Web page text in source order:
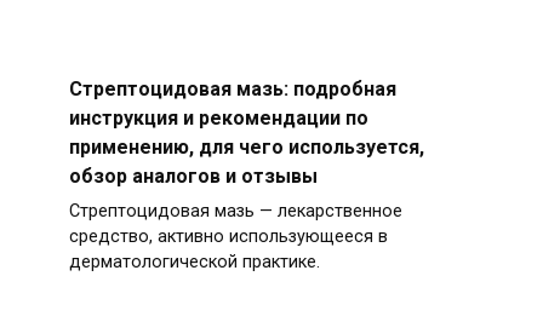
Стрептоцидовая мазь: подробная
инструкция и рекомендации по
применению, для чего используется,
обзор аналогов и отзывы
Стрептоцидовая мазь — лекарственное
средство, активно использующееся в
дерматологической практике.